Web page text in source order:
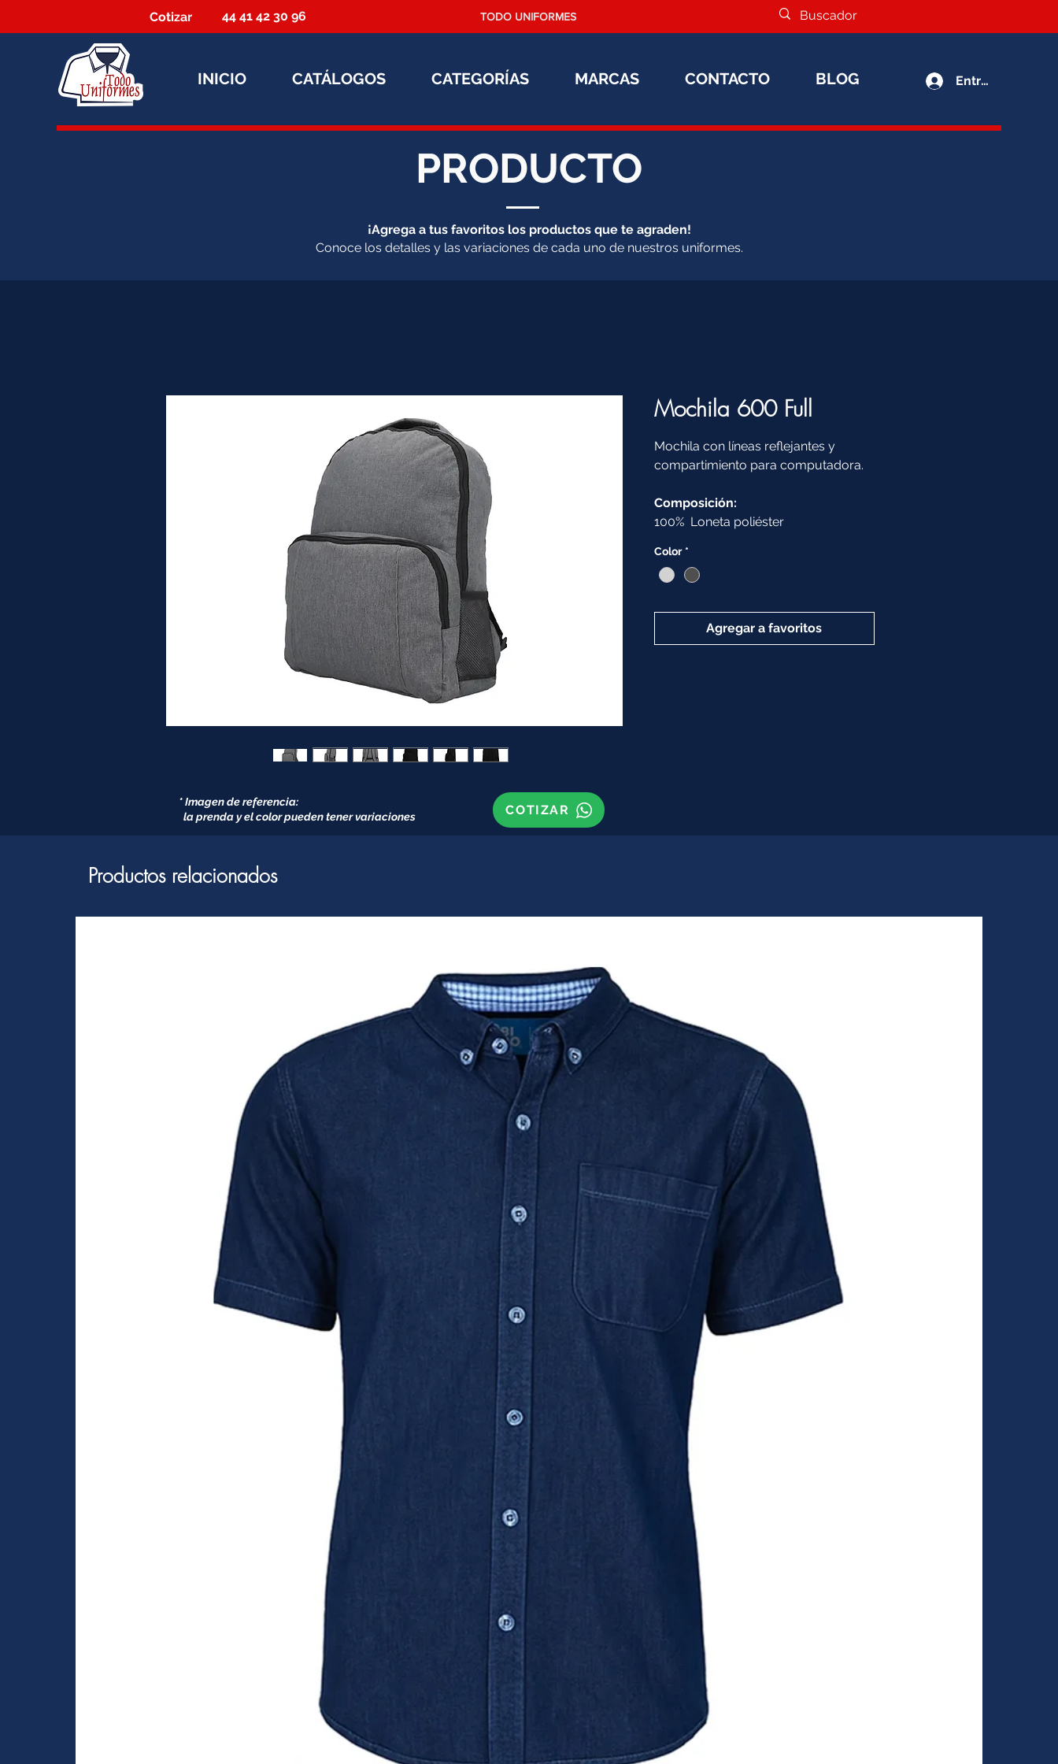
Cotizar 44 41 42 30 96 TODO UNIFORMES
INICIO CATÁLOGOS CATEGORÍAS MARCAS CONTACTO BLOG Entrar
PRODUCTO
¡Agrega a tus favoritos los productos que te agraden!
Conoce los detalles y las variaciones de cada uno de nuestros uniformes.
Mochila 600 Full
Mochila con líneas reflejantes y
compartimiento para computadora.
Composición:
100% Loneta poliéster
Color *
Agregar a favoritos
COTIZAR
* Imagen de referencia:
la prenda y el color pueden tener variaciones
Productos relacionados